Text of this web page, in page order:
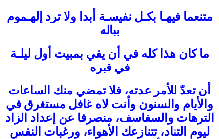
متنعما فيهـا بكـل نفيسـة أبدا ولا ترد إلهـموم
بباله
ما كان هذا كله في أن يفي بمبيت أول ليلـة
في قبره
أن تعدّ للأمر عدته، فلا تمضي منك الساعات
والأيام والسنون وأنت لاه غافل مستغرق في
الترهات والسفاسف، منصرفا عن إعداد الزاد
ليوم التناد، تتنازعك الأهواء، ورغبات النفس